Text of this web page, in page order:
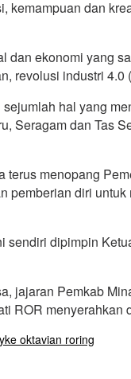
kemampuan dan
ekonomi yang
revolusi industri
hal yang
Seragam dan Tas
terus menopang
diri
dipimpin
jajaran Pemkab
ROR
oktavian roring